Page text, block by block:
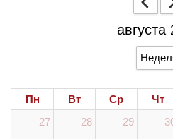
августа
Пн Вт Ср Чт
27
28 29